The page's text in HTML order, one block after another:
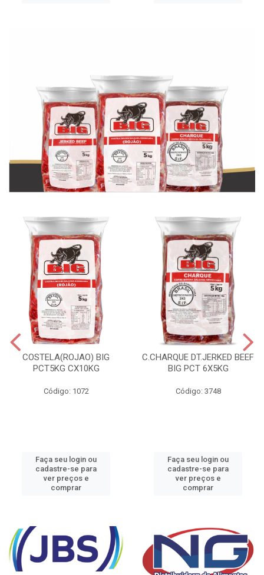
COSTELA(ROJAO) BIG
PCT5KG CX10KG
Código: 1072
Faça seu login ou
cadastre-se para
ver preços e
comprar
C.CHARQUE DT.JERKED BEEF
BIG PCT 6X5KG
Código: 3748
Faça seu login ou
cadastre-se para
ver preços e
comprar